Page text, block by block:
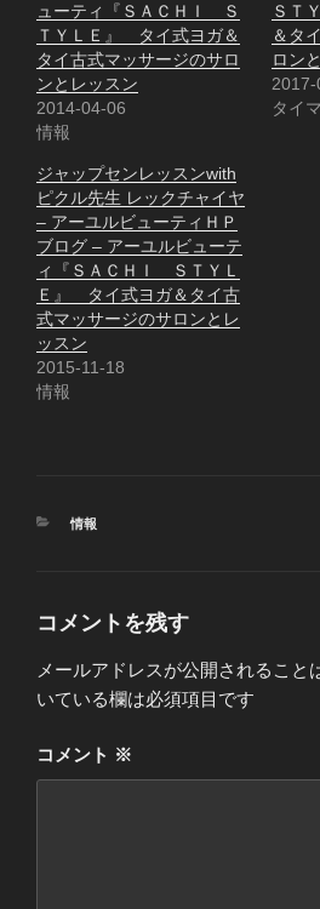
ューティ『ＳＡＣＨＩ Ｓ
ＴＹＬＥ』 タイ式ヨガ＆
タイ古式マッサージのサロ
ンとレッスン
2014-04-06
情報
ＳＴ
＆タ
ロン
2017-
タイ
ジャップセンレッスンwith
ピクル先生 レックチャイヤ
– アーユルビューティＨＰ
ブログ – アーユルビューテ
ィ『ＳＡＣＨＩ ＳＴＹＬ
Ｅ』 タイ式ヨガ＆タイ古
式マッサージのサロンとレ
ッスン
2015-11-18
情報
カ
情報
コメントを残す
メールアドレスが公開されること
いている欄は必須項目です
コメント ※